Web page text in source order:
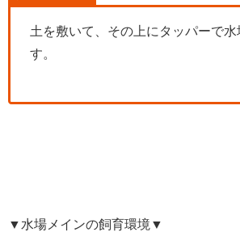
土を敷いて、その上にタッパーで水
す。
▼水場メインの飼育環境▼